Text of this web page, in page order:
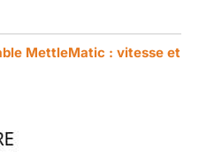
MettleMatic : vitesse et